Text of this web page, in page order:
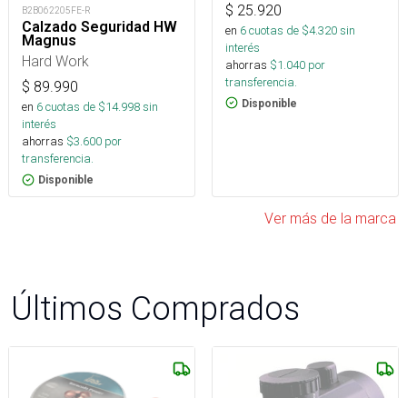
B2B062205FE-R
Calzado Seguridad HW
Magnus
Hard Work
$ 89.990
en 6cuotas de $14.998sin
interés
ahorras $3.600 por
transferencia.
Disponible
$ 25.920
en 6cuotas de $4.320sin
interés
ahorras $1.040 por
transferencia.
Disponible
Ver más de la marca
Últimos Comprados